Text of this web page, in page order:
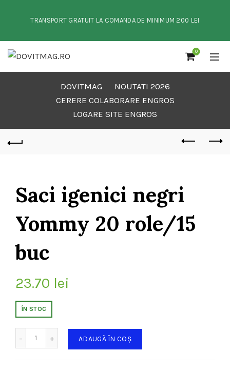
TRANSPORT GRATUIT LA COMANDA DE MINIMUM 200 LEI
0
DOVITMAG
NOUTATI 2026
CERERE COLABORARE ENGROS
LOGARE SITE ENGROS
Saci igenici negri
Yommy 20 role/15
buc
23.70 lei
ÎN STOC
ADAUGĂ ÎN COȘ